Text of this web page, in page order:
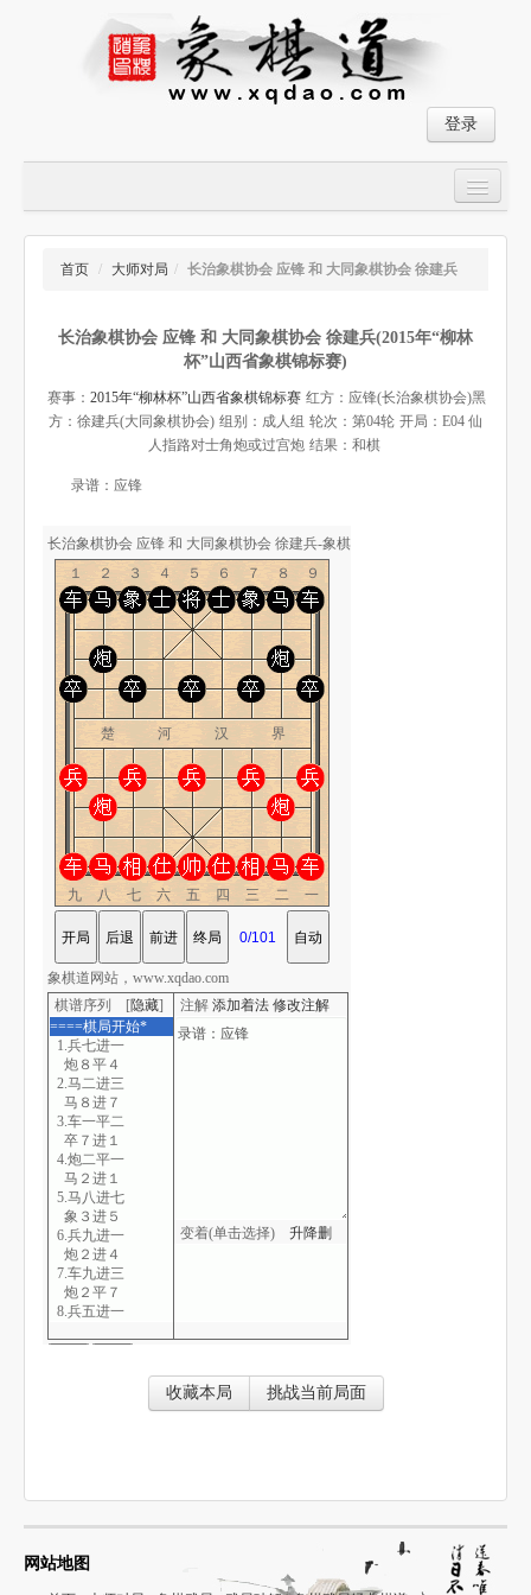
登录
大师对局
象棋棋谱
残局破解
首页 / 大师对局 / 长治象棋协会 应锋 和 大同象棋协会 徐建兵
长治象棋协会 应锋 和 大同象棋协会 徐建兵(2015年“柳林
杯”山西省象棋锦标赛)
赛事： 2015年“柳林杯”山西省象棋锦标赛 红方：应锋(长治象棋协会)黑
方：徐建兵(大同象棋协会) 组别：成人组 轮次：第04轮 开局：E04 仙
人指路对士角炮或过宫炮 结果：和棋
录谱：应锋
长治象棋协会 应锋 和 大同象棋协会 徐建兵-象棋道
１２３４５６７８９
楚 河 汉 界
九八七六五四三二一
棋谱序列 [隐藏]
====棋局开始*
1.兵七进一
炮８平４
2.马二进三
马８进７
3.车一平二
卒７进１
4.炮二平一
马２进１
5.马八进七
象３进５
6.兵九进一
炮２进４
7.车九进三
炮２平７
8.兵五进一
9.车九平三
13.兵九进一
车９进１
注解 添加着法 修改注解
变着(单击选择) 升降删
象棋道网站，www.xqdao.com
收藏本局 挑战当前局面
网站地图